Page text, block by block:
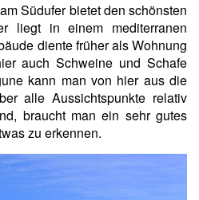
Südufer bietet den schönsten
liegt in einem mediterranen
diente früher als Wohnung
auch Schweine und Schafe
kann man von hier aus die
alle Aussichtspunkte relativ
braucht man ein sehr gutes
zu erkennen.